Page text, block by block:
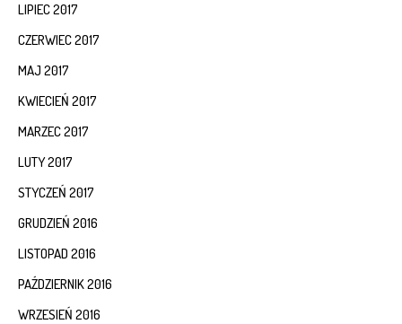
LIPIEC 2017
CZERWIEC 2017
MAJ 2017
KWIECIEŃ 2017
MARZEC 2017
LUTY 2017
STYCZEŃ 2017
GRUDZIEŃ 2016
LISTOPAD 2016
PAŹDZIERNIK 2016
WRZESIEŃ 2016